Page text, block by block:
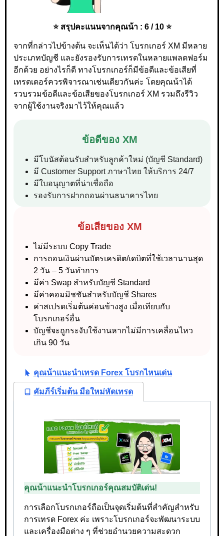
⭐ สรุปคะแนนจากคุณน้า : 6 / 10 ⭐
จากที่กล่าวไปข้างต้น จะเห็นได้ว่า โบรกเกอร์ XM มีหลาย
ประเภทบัญชี และยังรองรับการเทรดในหลายแพลตฟอร์ม
อีกด้วย อย่างไรก็ดี ทางโบรกเกอร์ก็มีข้อดีและข้อเสียที่
เทรดเดอร์ควรพิจารณาเช่นเดียวกันค่ะ โดยคุณน้าได้
รวบรวมข้อดีและข้อเสียของโบรกเกอร์ XM รวมถึงรีวิว
จากผู้ใช้งานจริงมาไว้ให้คุณแล้ว
ข้อดีของ XM
มีโบนัสต้อนรับสำหรับลูกค้าใหม่ (บัญชี Standard)
มี Customer Support ภาษาไทย ให้บริการ 24/7
มีใบอนุญาตที่น่าเชื่อถือ
รองรับการฝากถอนผ่านธนาคารไทย
ข้อเสียของ XM
ไม่มีระบบ Copy Trade
การถอนเงินผ่านบัตรเครดิต/เดบิตที่ใช้เวลานานสุด
2 วัน – 5 วันทำการ
มีค่า Swap สำหรับบัญชี Standard
มีค่าคอมมิชชันสำหรับบัญชี Shares
ค่าสเปรดเริ่มต้นค่อนข้างสูง เมื่อเทียบกับ
โบรกเกอร์อื่น
บัญชีจะถูกระงับใช้งานหากไม่มีการเคลื่อนไหว
เกิน 90 วัน
คุณน้าแนะนำเทรด Forex โบรกไหนเด่น
คัมภีร์เริ่มต้น มือใหม่หัดเทรด
คุณน้าแนะนำโบรกเกอร์คุณสมบัติเด่น!
การเลือกโบรกเกอร์ถือเป็นจุดเริ่มต้นที่สำคัญสำหรับ
การเทรด Forex ค่ะ เพราะโบรกเกอร์จะพัฒนาระบบ
และเครื่องมือต่าง ๆ ที่ช่วยอำนวยความสะดวก